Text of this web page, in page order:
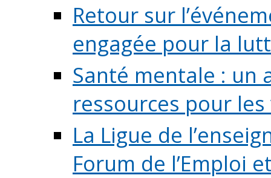
Retour sur
engagée pour la
Santé mentale : un
ressources pour
La Ligue de
Forum de l’Emploi